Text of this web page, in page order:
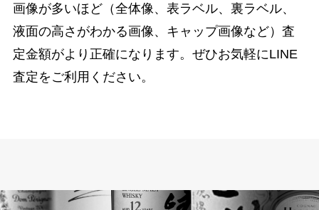
画像が多いほど（全体像、表ラベル、裏ラベル、
液面の高さがわかる画像、キャップ画像など）査
定金額がより正確になります。ぜひお気軽にLINE
査定をご利用ください。